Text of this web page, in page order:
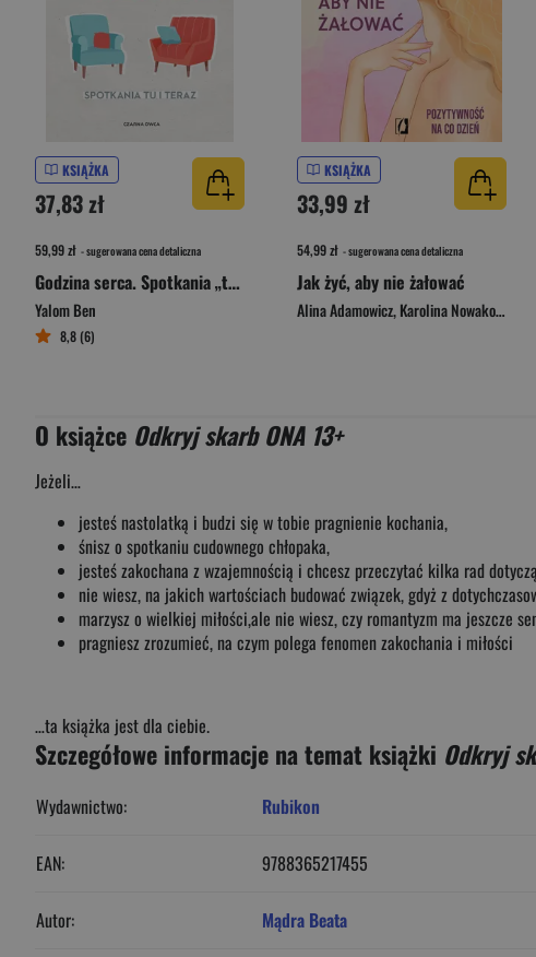
KSIĄŻKA
37,83 zł
59,99 zł - sugerowana cena detaliczna
Godzina serca. Spotkania „tu i teraz”
Yalom Ben
8,8 (6)
KSIĄŻKA
33,99 zł
54,99 zł - sugerowana cena detaliczna
Jak żyć, aby nie żałować
Alina Adamowicz,Karolina Nowakowska
O książce Odkryj skarb ONA 13+
Jeżeli…
jesteś nastolatką i budzi się w tobie pragnienie kochania,
śnisz o spotkaniu cudownego chłopaka,
jesteś zakochana z wzajemnością i chcesz przeczytać kilka rad
nie wiesz, na jakich wartościach budować związek, gdyż z
marzysz o wielkiej miłości,ale nie wiesz, czy romantyzm ma jeszcze
pragniesz zrozumieć, na czym polega fenomen zakochania i miłości
…ta książka jest dla ciebie.
Szczegółowe informacje na temat książki Odkryj
Wydawnictwo: Rubikon
EAN: 9788365217455
Autor: Mądra Beata